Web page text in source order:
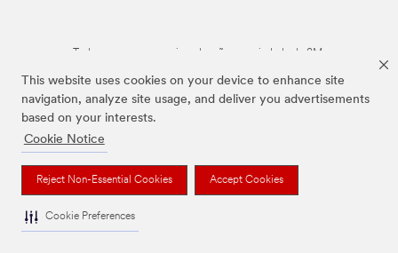
This website uses cookies on your device to enhance site
navigation, analyze site usage, and deliver you advertisements
based on your interests.
Cookie Notice
Reject Non-Essential Cookies Accept Cookies
Cookie Preferences
Todas as marcas mencionadas são propriedade da 3M.